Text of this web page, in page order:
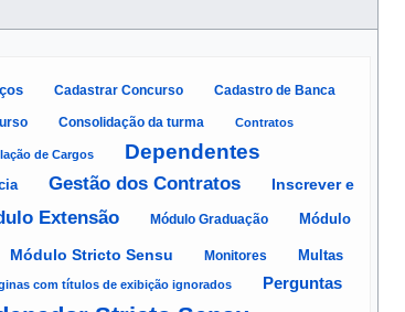
Cadastrar Concurso Cadastro de Banca
Consolidação da turma Contratos
de Cargos Dependentes
Gestão dos Contratos
Inscrever e
Extensão Módulo Graduação Módulo
Módulo Stricto Sensu Monitores Multas
com títulos de exibição ignorados
Perguntas